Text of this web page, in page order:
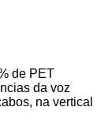
de PET
da voz
na vertical